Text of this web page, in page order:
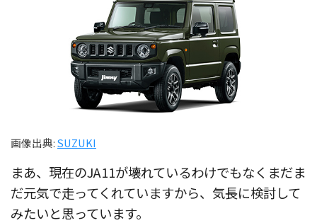
画像出典:SUZUKI
まあ、現在のJA11が壊れているわけでもなくまだま
だ元気で走ってくれていますから、気長に検討して
みたいと思っています。